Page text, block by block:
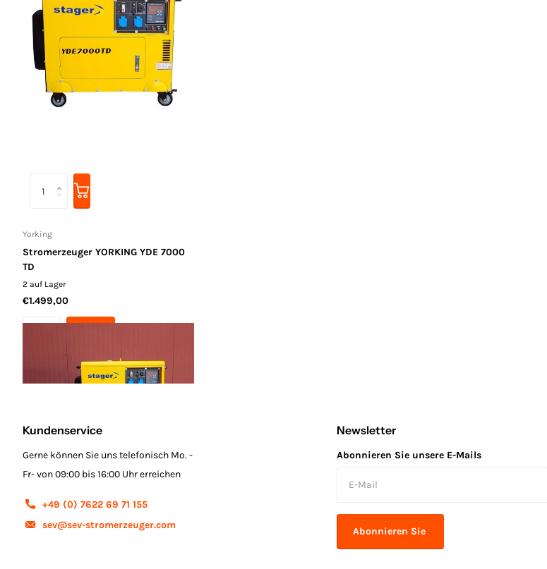
Yorking
Stromerzeuger YORKING YDE 7000
TD
2 auf Lager
€1.499,00
Kundenservice
Gerne können Sie uns telefonisch Mo. -
Fr- von 09:00 bis 16:00 Uhr erreichen
+49 (0) 7622 69 71 155
sev@sev-stromerzeuger.com
Newsletter
Abonnieren Sie unsere E-Mails
Abonnieren Sie